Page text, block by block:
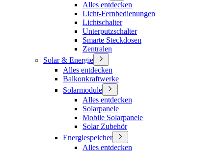
Alles entdecken
Licht-Fernbedienungen
Lichtschalter
Unterputzschalter
Smarte Steckdosen
Zentralen
Solar & Energie
Alles entdecken
Balkonkraftwerke
Solarmodule
Alles entdecken
Solarpanele
Mobile Solarpanele
Solar Zubehör
Energiespeicher
Alles entdecken